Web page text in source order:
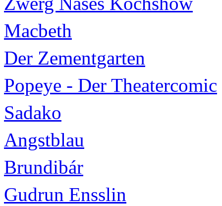
Macbeth
Der Zementgarten
Popeye - Der Theatercomic
Sadako
Angstblau
Brundibár
Gudrun Ensslin